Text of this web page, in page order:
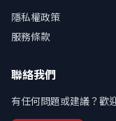
隱私權政策
服務條款
聯絡我們
有任何問題或建議？歡